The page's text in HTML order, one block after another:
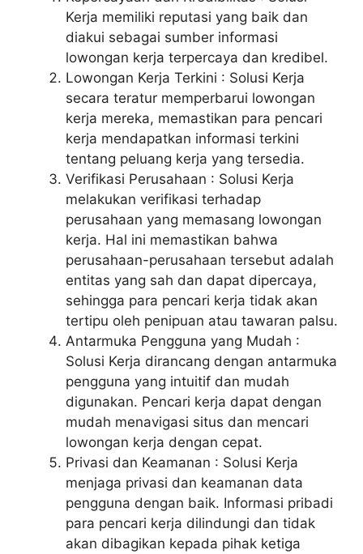
Kerja memiliki reputasi yang baik dan
diakui sebagai sumber informasi
lowongan kerja terpercaya dan kredibel.
Lowongan Kerja Terkini : Solusi Kerja
secara teratur memperbarui lowongan
kerja mereka, memastikan para pencari
kerja mendapatkan informasi terkini
tentang peluang kerja yang tersedia.
Verifikasi Perusahaan : Solusi Kerja
melakukan verifikasi terhadap
perusahaan yang memasang lowongan
kerja. Hal ini memastikan bahwa
perusahaan-perusahaan tersebut adalah
entitas yang sah dan dapat dipercaya,
sehingga para pencari kerja tidak akan
tertipu oleh penipuan atau tawaran palsu.
Antarmuka Pengguna yang Mudah :
Solusi Kerja dirancang dengan antarmuka
pengguna yang intuitif dan mudah
digunakan. Pencari kerja dapat dengan
mudah menavigasi situs dan mencari
lowongan kerja dengan cepat.
Privasi dan Keamanan : Solusi Kerja
menjaga privasi dan keamanan data
pengguna dengan baik. Informasi pribadi
para pencari kerja dilindungi dan tidak
akan dibagikan kepada pihak ketiga